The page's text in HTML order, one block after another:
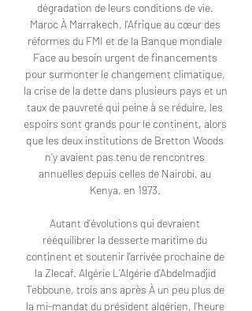
dégradation de leurs conditions de vie.
Maroc À Marrakech, l’Afrique au cœur des
réformes du FMI et de la Banque mondiale
Face au besoin urgent de financements
pour surmonter le changement climatique,
la crise de la dette dans plusieurs pays et un
taux de pauvreté qui peine à se réduire, les
espoirs sont grands pour le continent, alors
que les deux institutions de Bretton Woods
n’y avaient pas tenu de rencontres
annuelles depuis celles de Nairobi, au
Kenya, en 1973.
Autant d’évolutions qui devraient
rééquilibrer la desserte maritime du
continent et soutenir l’arrivée prochaine de
la Zlecaf. Algérie L’Algérie d’Abdelmadjid
Tebboune, trois ans après À un peu plus de
la mi-mandat du président algérien, l’heure